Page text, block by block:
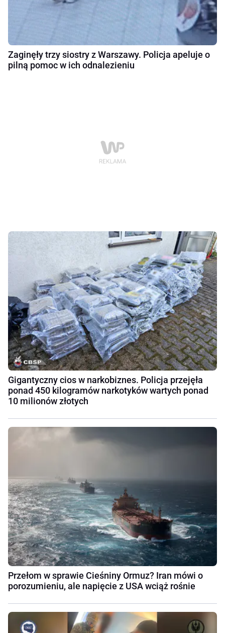
Zaginęły trzy siostry z Warszawy. Policja apeluje o
pilną pomoc w ich odnalezieniu
Gigantyczny cios w narkobiznes. Policja przejęła
ponad 450 kilogramów narkotyków wartych ponad
10 milionów złotych
Przełom w sprawie Cieśniny Ormuz? Iran mówi o
porozumieniu, ale napięcie z USA wciąż rośnie